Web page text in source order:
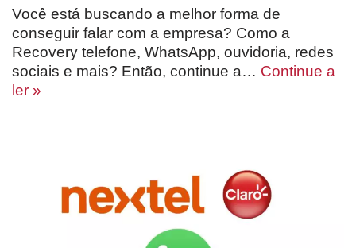
Você está buscando a melhor forma de
conseguir falar com a empresa? Como a
Recovery telefone, WhatsApp, ouvidoria, redes
sociais e mais? Então, continue a… Continue a
ler »